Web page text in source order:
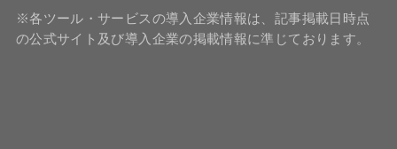
※各ツール・サービスの導入企業情報は、記事掲載日時点
の公式サイト及び導入企業の掲載情報に準じております。